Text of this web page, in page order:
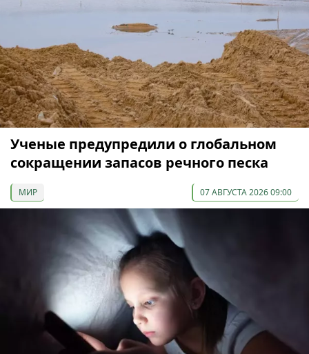
Ученые предупредили о глобальном
сокращении запасов речного песка
МИР 07 АВГУСТА 2026 09:00